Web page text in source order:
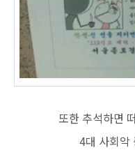
또한 추석하면
4대 사회악